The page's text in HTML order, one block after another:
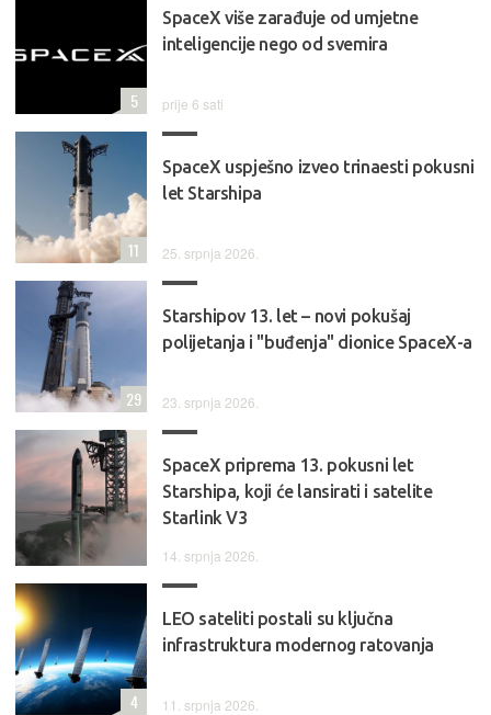
SpaceX više zarađuje od umjetne
inteligencije nego od svemira
prije 6 sati
5
SpaceX uspješno izveo trinaesti pokusni
let Starshipa
25. srpnja 2026.
11
Starshipov 13. let – novi pokušaj
polijetanja i "buđenja" dionice SpaceX-a
23. srpnja 2026.
29
SpaceX priprema 13. pokusni let
Starshipa, koji će lansirati i satelite
Starlink V3
14. srpnja 2026.
LEO sateliti postali su ključna
infrastruktura modernog ratovanja
11. srpnja 2026.
4